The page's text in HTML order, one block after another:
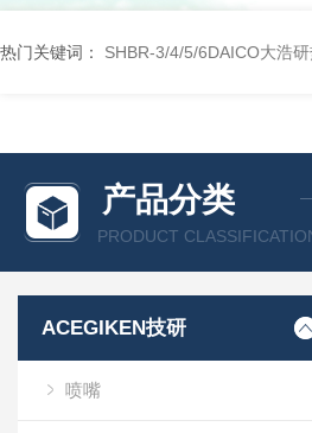
热门关键词： SHBR-3/4/5/6DAICO大浩
产品分类
PRODUCT
ACEGIKEN技研
喷嘴